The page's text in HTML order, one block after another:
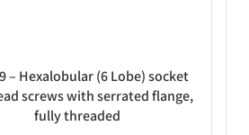
– Hexalobular (6 Lobe) socket
screws with serrated flange,
fully threaded